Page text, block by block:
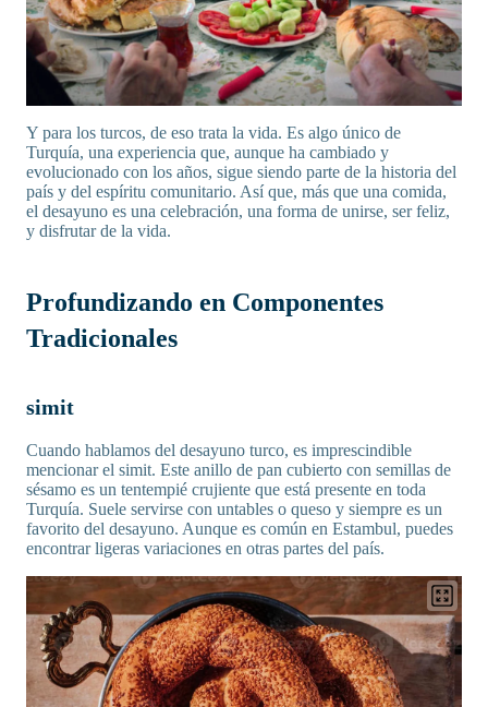
Y para los turcos, de eso trata la vida. Es algo único de
Turquía, una experiencia que, aunque ha cambiado y
evolucionado con los años, sigue siendo parte de la historia del
país y del espíritu comunitario. Así que, más que una comida,
el desayuno es una celebración, una forma de unirse, ser feliz,
y disfrutar de la vida.
Profundizando en Componentes
Tradicionales
simit
Cuando hablamos del desayuno turco, es imprescindible
mencionar el simit. Este anillo de pan cubierto con semillas de
sésamo es un tentempié crujiente que está presente en toda
Turquía. Suele servirse con untables o queso y siempre es un
favorito del desayuno. Aunque es común en Estambul, puedes
encontrar ligeras variaciones en otras partes del país.